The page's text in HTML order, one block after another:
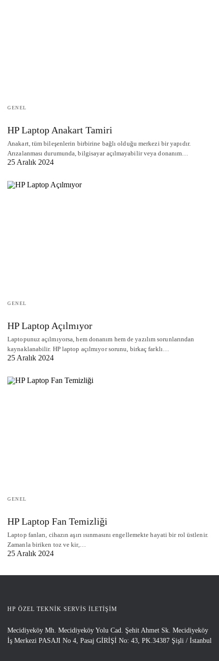
GENEL
HP Laptop Anakart Tamiri
Anakart, tüm bileşenlerin birbirine bağlı olduğu merkezi bir yapıdır.
Arızalanması durumunda, bilgisayar açılmayabilir veya donanım…
25 Aralık 2024
GENEL
HP Laptop Açılmıyor
Laptopunuz açılmıyorsa, hem donanım hem de yazılım sorunlarından
kaynaklanabilir. HP laptop açılmıyor sorunu, birkaç farklı…
25 Aralık 2024
GENEL
HP Laptop Fan Temizliği
Laptop fanları, cihazın aşırı ısınmasını engellemekte hayati bir rol üstlenir.
Zamanla biriken toz ve kir,…
25 Aralık 2024
HP ÖZEL TEKNIK SERVIS İLETIŞIM
Mecidiyeköy Mh. Mecidiyeköy Yolu Cad. Şehit Ahmet Sk. Mecidiyeköy
İş Merkezi PASAJI No 4, Pasaj GİRİŞİ No: 43, PK.34387 Şişli / İstanbul